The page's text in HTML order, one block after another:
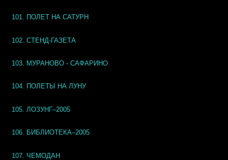
101. ПОЛЕТ НА САТУРН
102. СТЕНД-ГАЗЕТА
103. МУРАНОВО - САФАРИНО
104. ПОЛЕТЫ НА ЛУНУ
105. ЛОЗУНГ–2005
106. БИБЛИОТЕКА–2005
107. ЧЕМОДАН